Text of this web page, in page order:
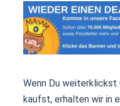
Wenn Du weiterklickst
kaufst, erhalten wir in